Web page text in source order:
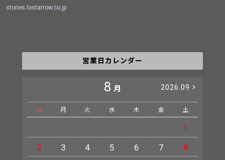
stories.lostarrow.co.jp
営業日カレンダー
8 月 2026.09
日 月 火 水 木 金 土
1
2
3 4 5 6 7
8